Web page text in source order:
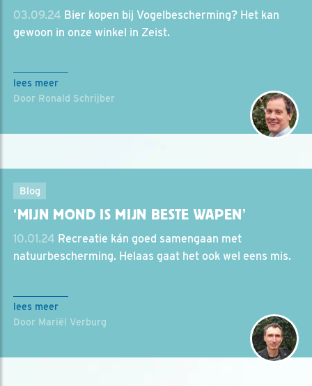
03.09.24 Bier kopen bij Vogelbescherming? Het kan
gewoon in onze winkel in Zeist.
lees meer
Door Ronald Schrijber
Blog
‘MIJN MOND IS MIJN BESTE WAPEN’
10.01.24 Recreatie kán goed samengaan met
natuurbescherming. Helaas gaat het ook wel eens mis.
lees meer
Door Mariël Verburg